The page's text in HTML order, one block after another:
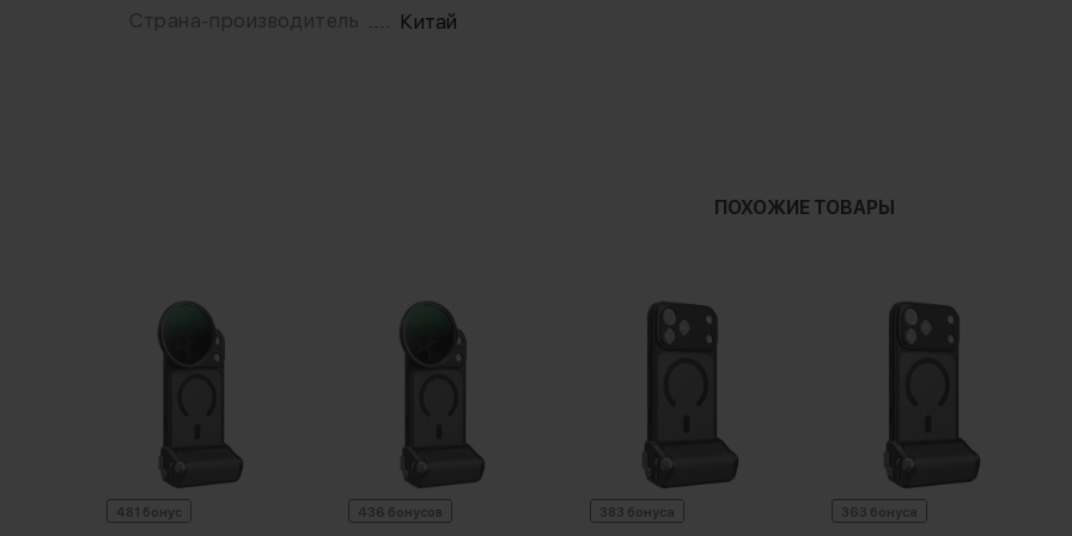
Страна-производитель Китай
ПОХОЖИЕ ТОВАРЫ
481 бонус 436 бонусов 383 бонуса 363 бонуса